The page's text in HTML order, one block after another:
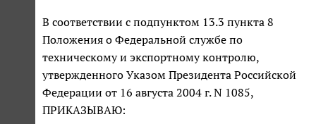
В соответствии с подпунктом 13.3 пункта 8
Положения о Федеральной службе по
техническому и экспортному контролю,
утвержденного Указом Президента Российской
Федерации от 16 августа 2004 г. N 1085,
ПРИКАЗЫВАЮ: